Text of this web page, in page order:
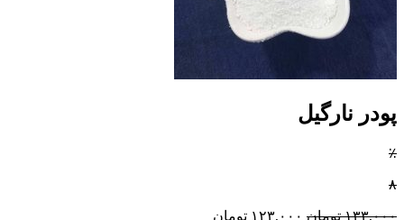
پودر نارگیل
٪
۸
۱۳۳,۰۰۰ تومان ۱۲۳,۰۰۰ تومان